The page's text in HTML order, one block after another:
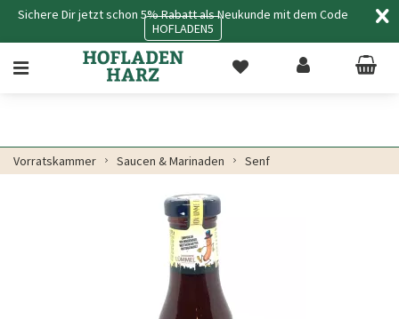
Sichere Dir jetzt schon 5% Rabatt als Neukunde mit dem Code
HOFLADEN5
Vorratskammer Saucen & Marinaden Senf